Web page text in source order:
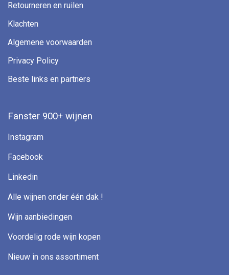
Retourneren en ruilen
Klachten
Algemene voorwaarden
Privacy Policy
Beste links en partners
Fanster 900+ wijnen
Instagram
Facebook
Linkedin
Alle wijnen onder één dak !
Wijn aanbiedingen
Voordelig rode wijn kopen
Nieuw in ons assortiment